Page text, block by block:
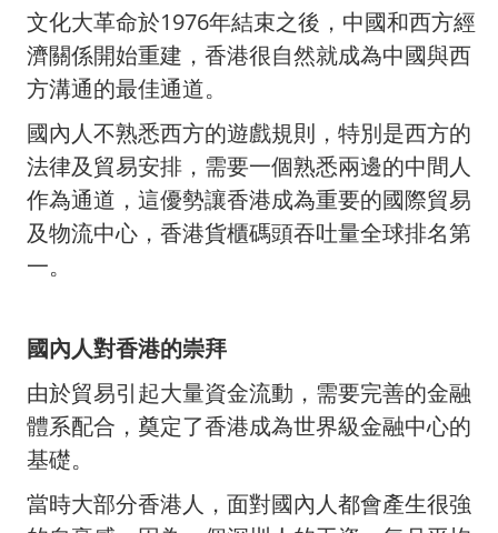
文化大革命於1976年結束之後，中國和西方經
濟關係開始重建，香港很自然就成為中國與西
方溝通的最佳通道。
國內人不熟悉西方的遊戲規則，特別是西方的
法律及貿易安排，需要一個熟悉兩邊的中間人
作為通道，這優勢讓香港成為重要的國際貿易
及物流中心，香港貨櫃碼頭吞吐量全球排名第
一。
國內人對香港的崇拜
由於貿易引起大量資金流動，需要完善的金融
體系配合，奠定了香港成為世界級金融中心的
基礎。
當時大部分香港人，面對國內人都會產生很強